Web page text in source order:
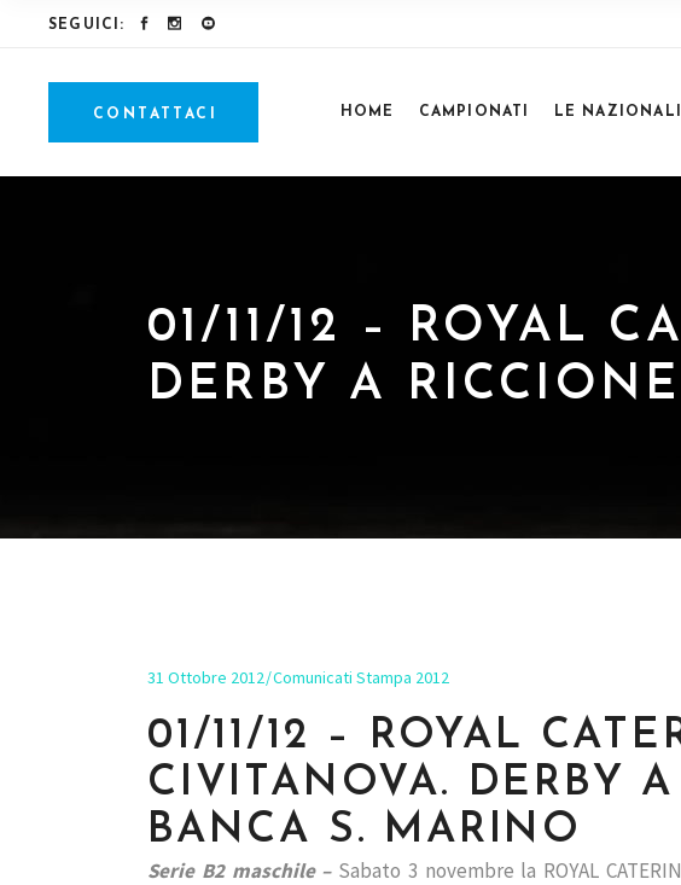
SEGUICI:
CONTATTACI HOME CAMPIONATI LE NAZIONALI
01/11/12 – ROYAL
DERBY A
31 Ottobre 2012 Comunicati Stampa 2012
01/11/12 – ROYAL
CIVITANOVA. DERBY
BANCA S. MARINO
Serie B2 maschile –Sabato 3 novembre la ROYAL